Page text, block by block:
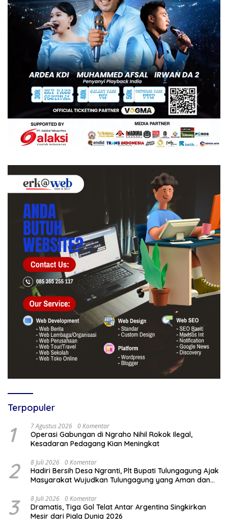
Terpopuler
1 7 Agustus 2026 0 Komentar
Operasi Gabungan di Ngraho Nihil Rokok Ilegal,
Kesadaran Pedagang Kian Meningkat
2 8 Juli 2026 0 Komentar
Hadiri Bersih Desa Ngranti, Plt Bupati Tulungagung Ajak
Masyarakat Wujudkan Tulungagung yang Aman dan
3 8 Juli 2026 0 Komentar
Dramatis, Tiga Gol Telat Antar Argentina Singkirkan
Mesir dari Piala Dunia 2026